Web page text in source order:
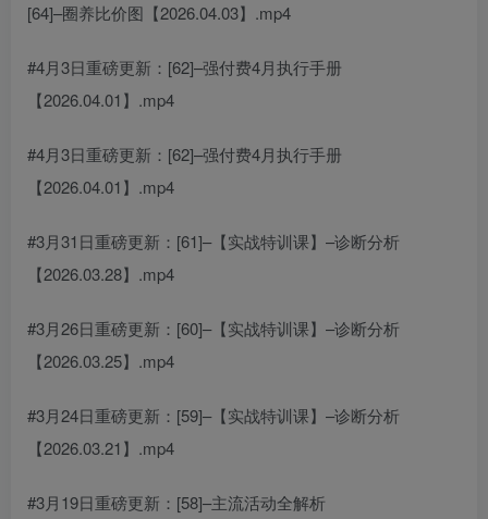
[64]–圈养比价图【2026.04.03】.mp4
#4月3日重磅更新：[62]–强付费4月执行手册
【2026.04.01】.mp4
#4月3日重磅更新：[62]–强付费4月执行手册
【2026.04.01】.mp4
#3月31日重磅更新：[61]–【实战特训课】–诊断分析
【2026.03.28】.mp4
#3月26日重磅更新：[60]–【实战特训课】–诊断分析
【2026.03.25】.mp4
#3月24日重磅更新：[59]–【实战特训课】–诊断分析
【2026.03.21】.mp4
#3月19日重磅更新：[58]–主流活动全解析